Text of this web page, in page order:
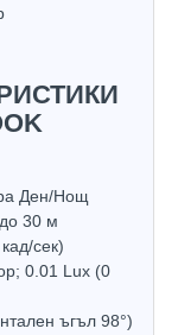
Ден/Нощ
30 м
сек)
0.01 Lux (0
ъгъл 98°)